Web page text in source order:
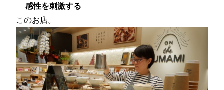
感性を刺激する
このお店。